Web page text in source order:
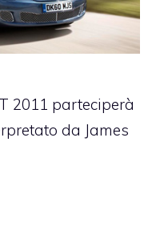
2011 parteciperà
da James